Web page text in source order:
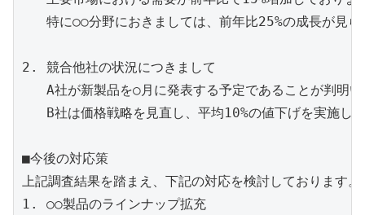
特に○○分野におきましては、前年比25%の成長が見ら
2. 競合他社の状況につきまして
A社が新製品を○月に発表する予定であることが判明
B社は価格戦略を見直し、平均10%の値下げを実施し
■今後の対応策
上記調査結果を踏まえ、下記の対応を検討しております。
1. ○○製品のラインナップ拡充